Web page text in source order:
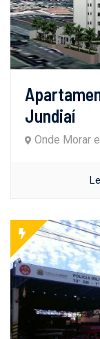
Jundiaí
Onde Morar